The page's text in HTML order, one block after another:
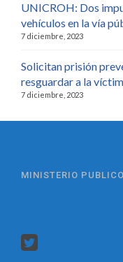
UNICROH: Dos
vehículos en la vía
7 diciembre, 2023
Solicitan prisión
resguardar a la
7 diciembre, 2023
MINISTERIO